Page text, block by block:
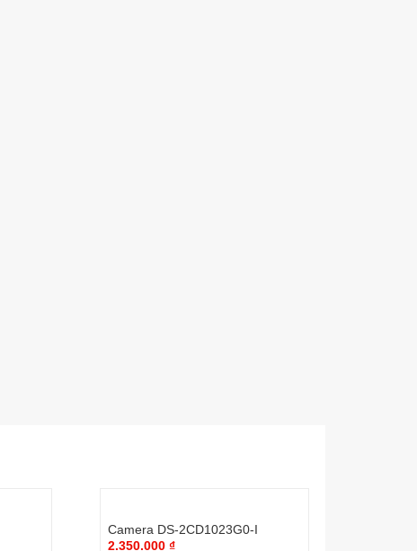
Camera DS-2CD1023G0-I
2.350.000₫